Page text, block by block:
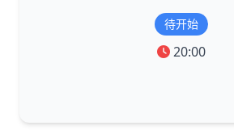
待开始
20:00